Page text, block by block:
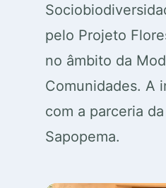
pelo Projeto
no âmbito da
Comunidades. A
com a parceria
Sapopema.